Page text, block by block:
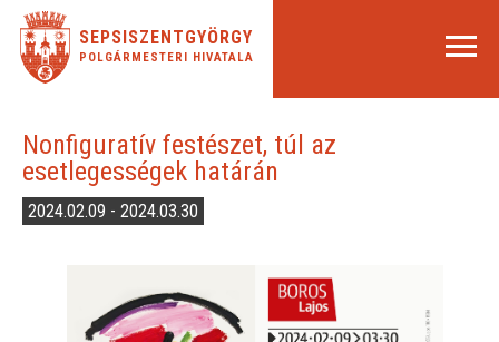
SEPSISZENTGYÖRGY
POLGÁRMESTERI HIVATALA
Nonfiguratív festészet, túl az
esetlegességek határán
2024.02.09 - 2024.03.30